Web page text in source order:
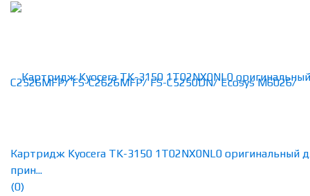
Картридж Kyocera TK-3150 1T02NX0NL0 оригинальный
прин...
(0)